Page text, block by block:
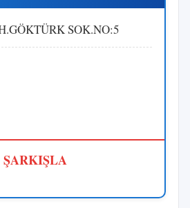
SOK.NO:5
ŞARKIŞLA